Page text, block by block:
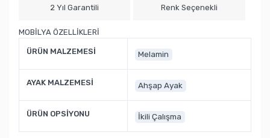
2 Yıl Garantili Renk Seçenekli
MOBİLYA ÖZELLİKLERİ
ÜRÜN MALZEMESİ Melamin
AYAK MALZEMESİ Ahşap Ayak
ÜRÜN OPSİYONU İkili Çalışma